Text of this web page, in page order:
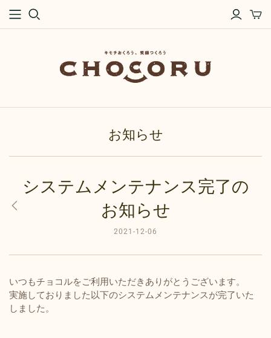
お知らせ
システムメンテナンス完了の
お知らせ
2021-12-06
いつもチョコルをご利用いただきありがとうございます。
実施しておりました以下のシステムメンテナンスが完了いた
しました。